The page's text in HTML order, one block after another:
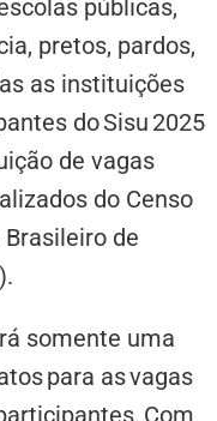
públicas,
pretos, pardos,
as instituições
do Sisu 2025
de vagas
do Censo
de
somente uma
para as vagas
Com